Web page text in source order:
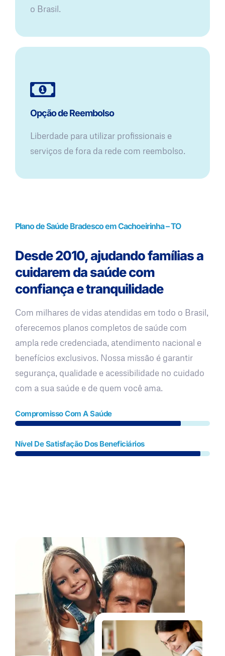
o Brasil.
Opção de Reembolso
Liberdade para utilizar profissionais e
serviços de fora da rede com reembolso.
Plano de Saúde Bradesco em Cachoeirinha – TO
Desde 2010, ajudando famílias a
cuidarem da saúde com
confiança e tranquilidade
Com milhares de vidas atendidas em todo o Brasil,
oferecemos planos completos de saúde com
ampla rede credenciada, atendimento nacional e
benefícios exclusivos. Nossa missão é garantir
segurança, qualidade e acessibilidade no cuidado
com a sua saúde e de quem você ama.
Compromisso Com A Saúde
Nível De Satisfação Dos Beneficiários